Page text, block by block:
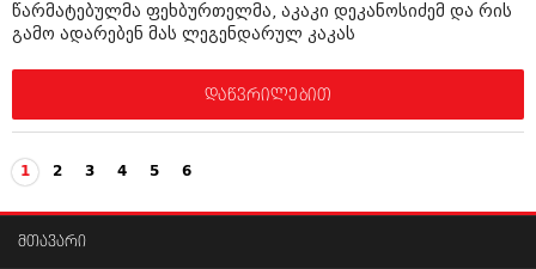
წარმატებულმა ფეხბურთელმა, აკაკი დეკანოსიძემ და რის
გამო ადარებენ მას ლეგენდარულ კაკას
დაწვრილებით
1 2 3 4 5 6
მთავარი